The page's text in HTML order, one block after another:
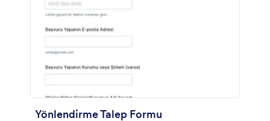
Yönlendirme Talep Formu